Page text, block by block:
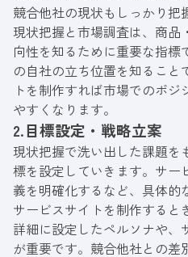
競合他社の現状もしっかり把
現状把握と市場調査は、商品
向性を知るために重要な指標
の自社の立ち位置を知ること
トを制作すれば市場でのポ
やすくなります。
2.目標設定・戦略立案
現状把握で洗い出した課題を
標を設定していきます。サー
義を明確化するなど、具体的
サービスサイトを制作すると
詳細に設定したペルソナや、
が重要です。競合他社との差